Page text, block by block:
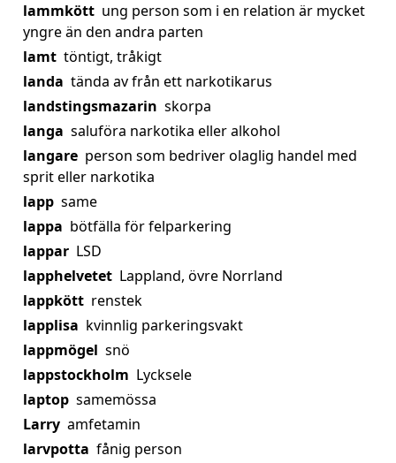
lammkött ung person som i en relation är mycket
yngre än den andra parten
lamt töntigt, tråkigt
landa tända av från ett narkotikarus
landstingsmazarin skorpa
langa saluföra narkotika eller alkohol
langare person som bedriver olaglig handel med
sprit eller narkotika
lapp same
lappa bötfälla för felparkering
lappar LSD
lapphelvetet Lappland, övre Norrland
lappkött renstek
lapplisa kvinnlig parkeringsvakt
lappmögel snö
lappstockholm Lycksele
laptop samemössa
Larry amfetamin
larvpotta fånig person